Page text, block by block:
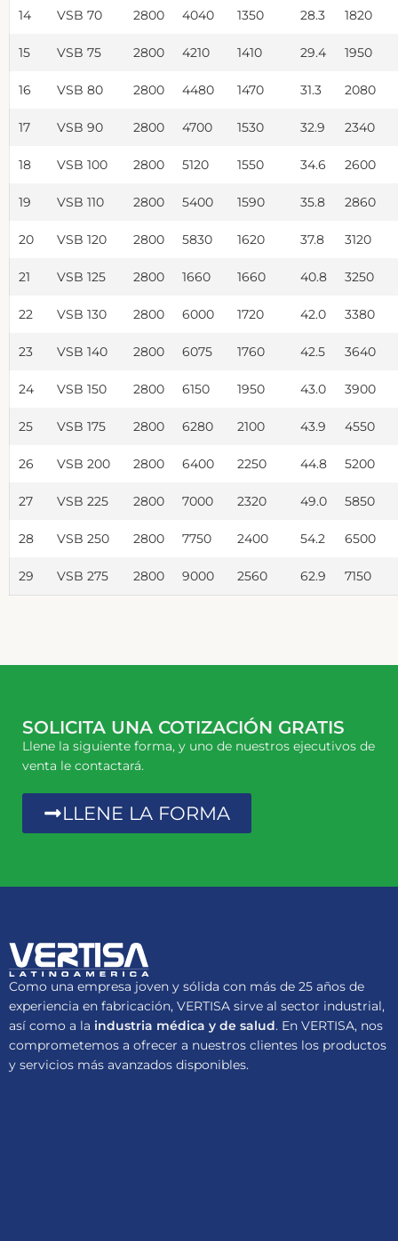
14 VSB 70 2800 4040 1350 28.3 1820
15 VSB 75 2800 4210 1410 29.4 1950
16 VSB 80 2800 4480 1470 31.3 2080
17 VSB 90 2800 4700 1530 32.9 2340
18 VSB 100 2800 5120 1550 34.6 2600
19 VSB 110 2800 5400 1590 35.8 2860
20 VSB 120 2800 5830 1620 37.8 3120
21 VSB 125 2800 1660 1660 40.8 3250
22 VSB 130 2800 6000 1720 42.0 3380
23 VSB 140 2800 6075 1760 42.5 3640
24 VSB 150 2800 6150 1950 43.0 3900
25 VSB 175 2800 6280 2100 43.9 4550
26 VSB 200 2800 6400 2250 44.8 5200
27 VSB 225 2800 7000 2320 49.0 5850
28 VSB 250 2800 7750 2400 54.2 6500
29 VSB 275 2800 9000 2560 62.9 7150
SOLICITA UNA COTIZACIÓN GRATIS
Llene la siguiente forma, y uno de nuestros ejecutivos de
venta le contactará.
LLENE LA FORMA
Como una empresa joven y sólida con más de 25 años de
experiencia en fabricación, VERTISA sirve al sector industrial,
así como a la industria médica y de salud. En VERTISA, nos
comprometemos a ofrecer a nuestros clientes los productos
y servicios más avanzados disponibles.